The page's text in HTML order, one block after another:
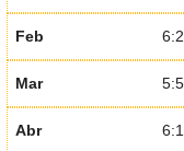
Feb
Mar
Abr